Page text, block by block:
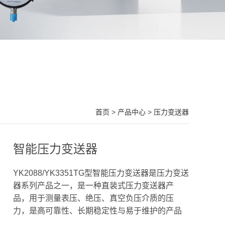
首页 > 产品中心 > 压力变送器
智能压力变送器
YK2088/YK3351TG型智能压力变送器是压力变送
器系列产品之一，是一种直装式压力变送器产
品，用于测量表压、绝压、真空负压介质的压
力，是高可靠性、长期稳定性与易于维护的产品